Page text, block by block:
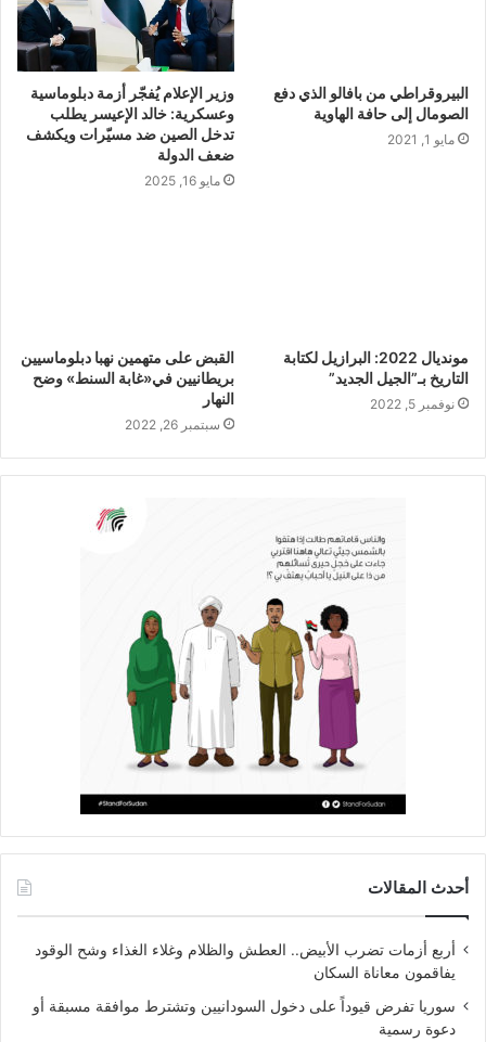
البيروقراطي من بافالو الذي دفع
الصومال إلى حافة الهاوية
مايو 1, 2021
وزير الإعلام يُفجّر أزمة دبلوماسية
وعسكرية: خالد الإعيسر يطلب
تدخل الصين ضد مسيّرات ويكشف
ضعف الدولة
مايو 16, 2025
مونديال 2022: البرازيل لكتابة
التاريخ بـ”الجيل الجديد”
نوفمبر 5, 2022
القبض على متهمين نهبا دبلوماسيين
بريطانيين في«غابة السنط» وضح
النهار
سبتمبر 26, 2022
أحدث المقالات
أربع أزمات تضرب الأبيض.. العطش والظلام وغلاء الغذاء وشح الوقود
يفاقمون معاناة السكان
سوريا تفرض قيوداً على دخول السودانيين وتشترط موافقة مسبقة أو
دعوة رسمية